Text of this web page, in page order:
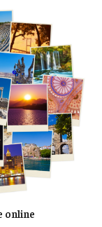
online